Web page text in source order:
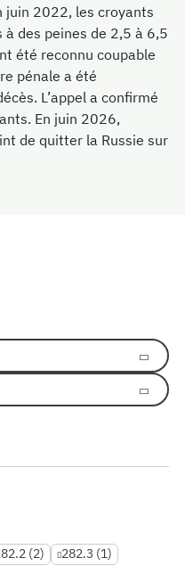
juin 2022, les croyants
des peines de 2,5 à 6,5
été reconnu coupable
pénale a été
L’appel a confirmé
En juin 2026,
de quitter la Russie sur
(2) 282.3 (1)